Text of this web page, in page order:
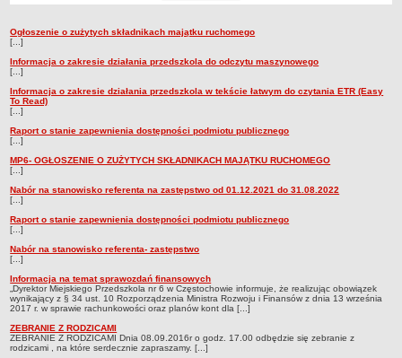
ARCHIWUM SZKÓŁ I PLACÓWEK
Wielofunkcyjna Placówka
Specjalny Ośrodek nr 1
Specjalny Ośrodek nr 5
Statut
Majątek
Godziny dyżurów
Ogłoszenie
Kontrole
Ogłoszenia
Ogłoszenie o zużytych składnikach majątku ruchomego
[...]
Informacja o zakresie działania przedszkola do odczytu maszynowego
[...]
Informacja o zakresie działania przedszkola w tekście łatwym do czytania ETR (Easy
To Read)
[...]
Raport o stanie zapewnienia dostępności podmiotu publicznego
[...]
MP6- OGŁOSZENIE O ZUŻYTYCH SKŁADNIKACH MAJĄTKU RUCHOMEGO
[...]
Nabór na stanowisko referenta na zastępstwo od 01.12.2021 do 31.08.2022
[...]
Raport o stanie zapewnienia dostępności podmiotu publicznego
[...]
Nabór na stanowisko referenta- zastępstwo
[...]
Informacja na temat sprawozdań finansowych
„Dyrektor Miejskiego Przedszkola nr 6 w Częstochowie informuje, że realizując obowiązek
wynikający z § 34 ust. 10 Rozporządzenia Ministra Rozwoju i Finansów z dnia 13 września
2017 r. w sprawie rachunkowości oraz planów kont dla [...]
ZEBRANIE Z RODZICAMI
ZEBRANIE Z RODZICAMI Dnia 08.09.2016r o godz. 17.00 odbędzie się zebranie z
rodzicami , na które serdecznie zapraszamy. [...]